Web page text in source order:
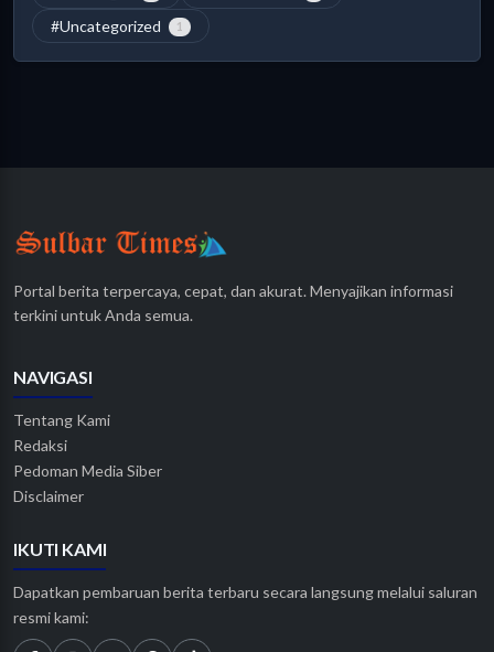
#Uncategorized 1
Portal berita terpercaya, cepat, dan akurat. Menyajikan informasi
terkini untuk Anda semua.
NAVIGASI
Tentang Kami
Redaksi
Pedoman Media Siber
Disclaimer
IKUTI KAMI
Dapatkan pembaruan berita terbaru secara langsung melalui saluran
resmi kami: